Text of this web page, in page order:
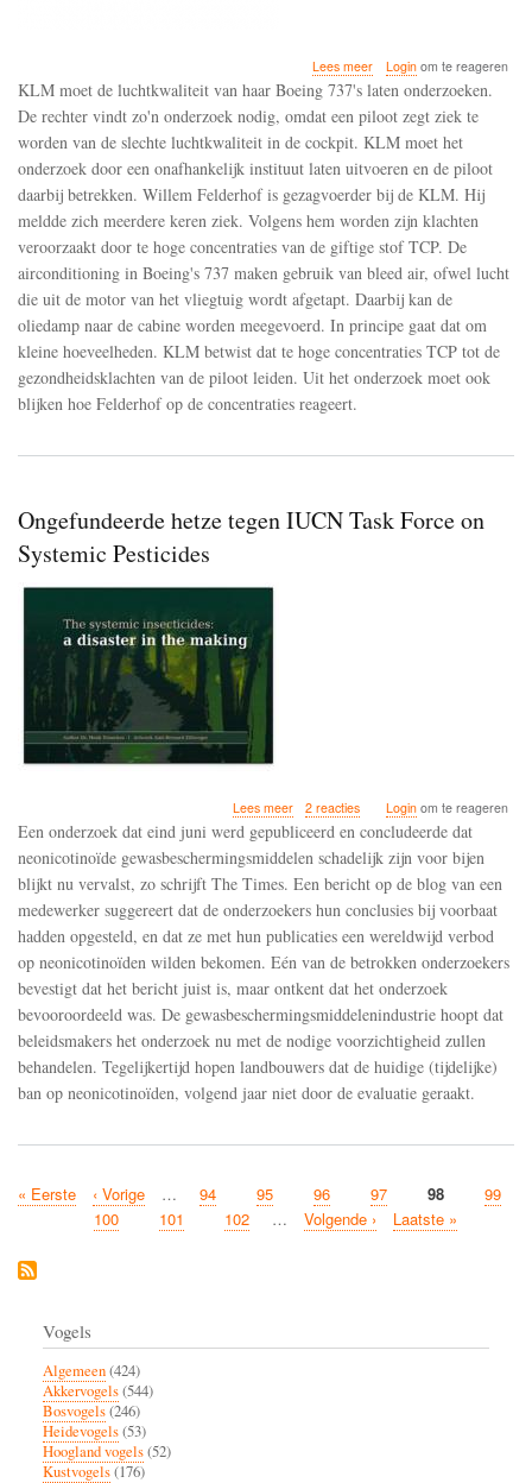
Lees meerover
Rechter:
moet
onderzoek
laten
doen
naar
luchtkwaliteit
Loginom te reageren
KLM moet de luchtkwaliteit van haar Boeing 737's laten onderzoeken.
De rechter vindt zo'n onderzoek nodig, omdat een piloot zegt ziek te
worden van de slechte luchtkwaliteit in de cockpit. KLM moet het
onderzoek door een onafhankelijk instituut laten uitvoeren en de piloot
daarbij betrekken. Willem Felderhof is gezagvoerder bij de KLM. Hij
meldde zich meerdere keren ziek. Volgens hem worden zijn klachten
veroorzaakt door te hoge concentraties van de giftige stof TCP. De
airconditioning in Boeing's 737 maken gebruik van bleed air, ofwel lucht
die uit de motor van het vliegtuig wordt afgetapt. Daarbij kan de
oliedamp naar de cabine worden meegevoerd. In principe gaat dat om
kleine hoeveelheden. KLM betwist dat te hoge concentraties TCP tot de
gezondheidsklachten van de piloot leiden. Uit het onderzoek moet ook
blijken hoe Felderhof op de concentraties reageert.
Ongefundeerde hetze tegen IUCN Task Force on
Systemic Pesticides
Lees meerover
Ongefundeerde
tegen
IUCN
Task
on
Systemic
Pesticides
2 reacties Loginom te reageren
Een onderzoek dat eind juni werd gepubliceerd en concludeerde dat
neonicotinoïde gewasbeschermingsmiddelen schadelijk zijn voor bijen
blijkt nu vervalst, zo schrijft The Times. Een bericht op de blog van een
medewerker suggereert dat de onderzoekers hun conclusies bij voorbaat
hadden opgesteld, en dat ze met hun publicaties een wereldwijd verbod
op neonicotinoïden wilden bekomen. Eén van de betrokken onderzoekers
bevestigt dat het bericht juist is, maar ontkent dat het onderzoek
bevooroordeeld was. De gewasbeschermingsmiddelenindustrie hoopt dat
beleidsmakers het onderzoek nu met de nodige voorzichtigheid zullen
behandelen. Tegelijkertijd hopen landbouwers dat de huidige (tijdelijke)
ban op neonicotinoïden, volgend jaar niet door de evaluatie geraakt.
Paginatie
Eerste
« Eerste
Vorige
pagina
‹ Vorige … Pagina
94 Pagina
95 Pagina
96 Pagina
97
Huidige
pagina
98 Pagina
99
Pagina
100 Pagina
101 Pagina
102 …
Volgende
Volgende ›
Laatste
Laatste »
Vogels
Algemeen(424)
Akkervogels(544)
Bosvogels(246)
Heidevogels(53)
Hoogland vogels(52)
Kustvogels(176)